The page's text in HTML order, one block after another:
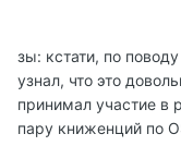
зы: кстати, по
узнал, что это
принимал участие в
пару книженций по